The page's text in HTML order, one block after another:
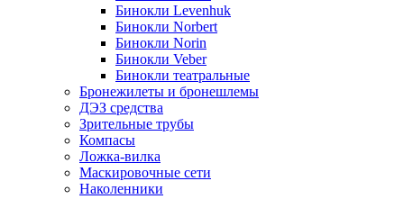
Бинокли Levenhuk
Бинокли Norbert
Бинокли Norin
Бинокли Veber
Бинокли театральные
Бронежилеты и бронешлемы
ДЭЗ средства
Зрительные трубы
Компасы
Ложка-вилка
Маскировочные сети
Наколенники